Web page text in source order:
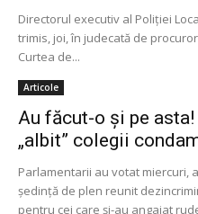
Directorul executiv al Poliţiei
trimis, joi, în judecată de
Curtea de...
Articole
Au făcut-o și pe
„albit” colegii
Parlamentarii au votat miercuri,
ședință de plen reunit
pentru cei care și-au angajat